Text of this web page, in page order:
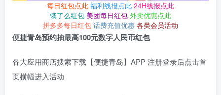
每日红包点此 福利线报点此 24H线报点此
饿了么红包 美团每日红包 外卖优惠点此
拼多多每日红包 话费充值优惠 各类会员活动
便捷青岛预约抽最高100元数字人民币红包
各大应用商店搜索下载【便捷青岛】APP 注册登录后点击首
页横幅进入活动